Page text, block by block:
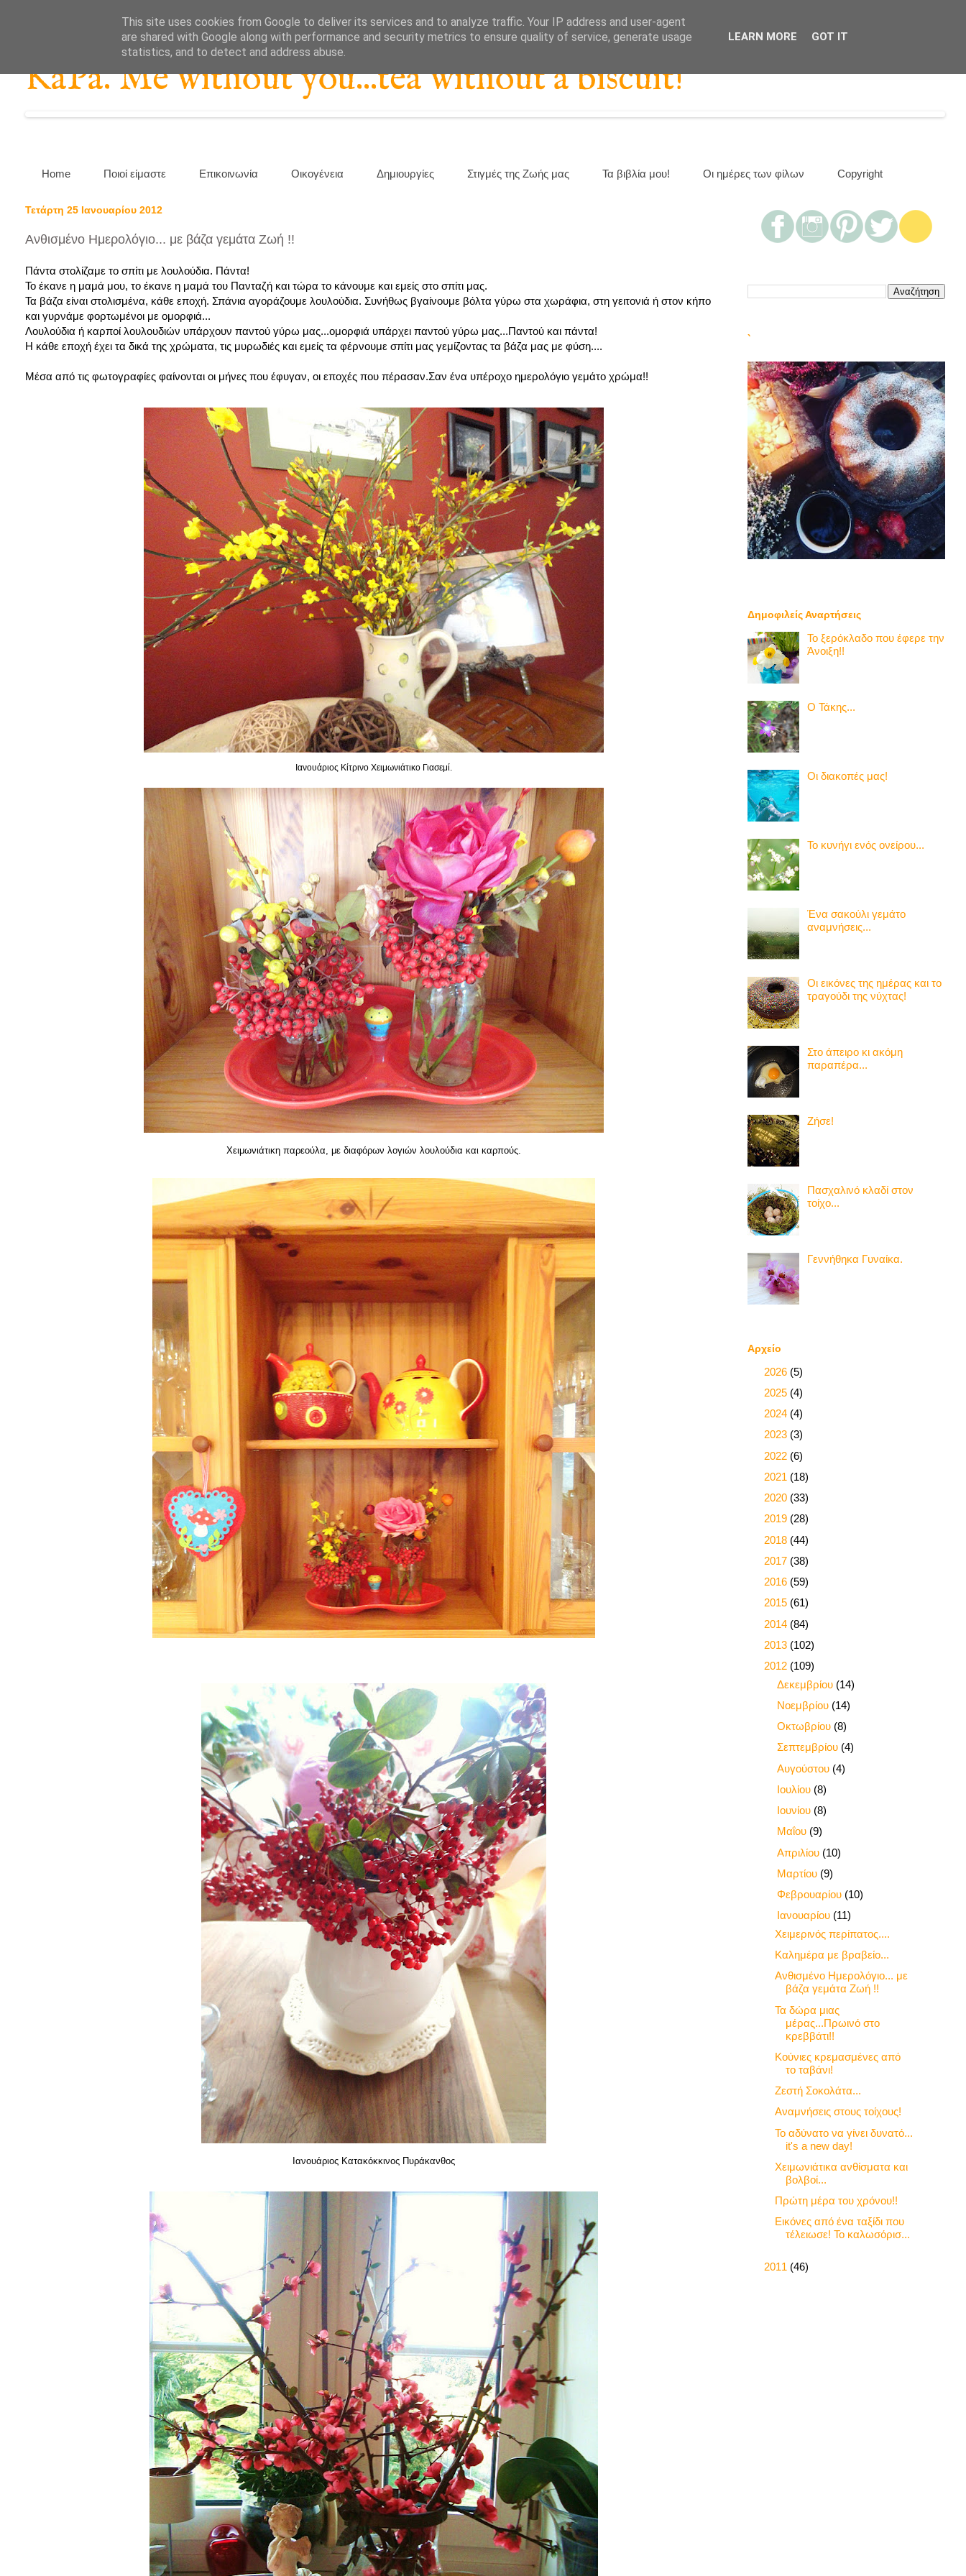
KaPa. Me without you...tea without a biscuit!
Home Ποιοί είμαστε Επικοινωνία Οικογένεια Δημιουργίες Στιγμές της Ζωής μας Τα βιβλία μου! Οι ημέρες των φίλων Copyright
Τετάρτη 25 Ιανουαρίου 2012
Ανθισμένο Ημερολόγιο... με βάζα γεμάτα Ζωή !!
Πάντα στολίζαμε το σπίτι με λουλούδια. Πάντα!
Το έκανε η μαμά μου, το έκανε η μαμά του Πανταζή και τώρα το κάνουμε και εμείς στο σπίτι μας.
Τα βάζα είναι στολισμένα, κάθε εποχή. Σπάνια αγοράζουμε λουλούδια. Συνήθως βγαίνουμε βόλτα γύρω στα χωράφια, στη γειτονιά ή στον κήπο
και γυρνάμε φορτωμένοι με ομορφιά...
Λουλούδια ή καρποί λουλουδιών υπάρχουν παντού γύρω μας...ομορφιά υπάρχει παντού γύρω μας...Παντού και πάντα!
Η κάθε εποχή έχει τα δικά της χρώματα, τις μυρωδιές και εμείς τα φέρνουμε σπίτι μας γεμίζοντας τα βάζα μας με φύση....
Μέσα από τις φωτογραφίες φαίνονται οι μήνες που έφυγαν, οι εποχές που πέρασαν.Σαν ένα υπέροχο ημερολόγιο γεμάτο χρώμα!!
Ιανουάριος Κίτρινο Χειμωνιάτικο Γιασεμί.
Χειμωνιάτικη παρεούλα, με διαφόρων λογιών λουλούδια και καρπούς.
Ιανουάριος Κατακόκκινος Πυράκανθος
`
Δημοφιλείς Αναρτήσεις
Το ξερόκλαδο που έφερε την
Άνοιξη!!
Ο Τάκης...
Οι διακοπές μας!
Το κυνήγι ενός ονείρου...
Ένα σακούλι γεμάτο
αναμνήσεις...
Οι εικόνες της ημέρας και το
τραγούδι της νύχτας!
Στο άπειρο κι ακόμη
παραπέρα...
Ζήσε!
Πασχαλινό κλαδί στον
τοίχο...
Γεννήθηκα Γυναίκα.
Αρχείο
2026 (5)
2025 (4)
2024 (4)
2023 (3)
2022 (6)
2021 (18)
2020 (33)
2019 (28)
2018 (44)
2017 (38)
2016 (59)
2015 (61)
2014 (84)
2013 (102)
2012 (109)
Δεκεμβρίου (14)
Νοεμβρίου (14)
Οκτωβρίου (8)
Σεπτεμβρίου (4)
Αυγούστου (4)
Ιουλίου (8)
Ιουνίου (8)
Μαΐου (9)
Απριλίου (10)
Μαρτίου (9)
Φεβρουαρίου (10)
Ιανουαρίου (11)
Χειμερινός περίπατος....
Καλημέρα με βραβείο...
Ανθισμένο Ημερολόγιο... με
βάζα γεμάτα Ζωή !!
Τα δώρα μιας
μέρας...Πρωινό στο
κρεββάτι!!
Κούνιες κρεμασμένες από
το ταβάνι!
Ζεστή Σοκολάτα...
Αναμνήσεις στους τοίχους!
Το αδύνατο να γίνει δυνατό...
it's a new day!
Χειμωνιάτικα ανθίσματα και
βολβοί...
Πρώτη μέρα του χρόνου!!
Εικόνες από ένα ταξίδι που
τέλειωσε! Το καλωσόρισ...
2011 (46)
This site uses cookies from Google to deliver its services and to analyze traffic. Your IP address and user-agent
are shared with Google along with performance and security metrics to ensure quality of service, generate usage
statistics, and to detect and address abuse.
LEARN MORE GOT IT